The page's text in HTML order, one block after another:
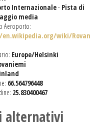
Internazionale- Pista di
media
Aeroporto:
wiki/
Europe/Helsinki
66.564796448
25.830400467
alternativi